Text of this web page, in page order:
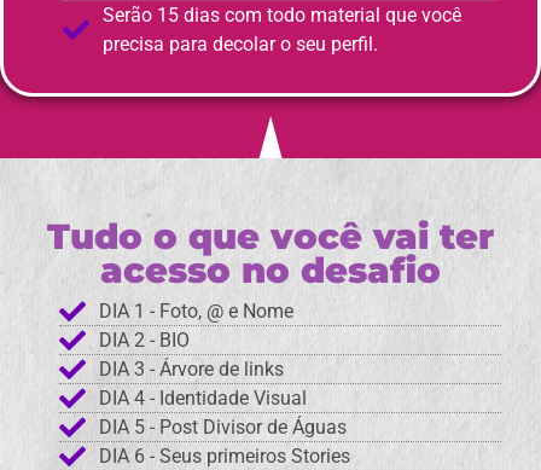
Serão 15 dias com todo material que você
precisa para decolar o seu perfil.
Tudo o que você vai ter
acesso no desafio​
DIA 1 - Foto, @ e Nome
DIA 2 - BIO
DIA 3 - Árvore de links
DIA 4 - Identidade Visual
DIA 5 - Post Divisor de Águas
DIA 6 - Seus primeiros Stories